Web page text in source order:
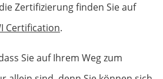
Zertifizierung finden Sie auf
Certification.
Sie auf Ihrem Weg zum